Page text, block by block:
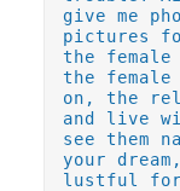
give me
pictures
the female
the female
on, the
and live
see them
your
lustful for